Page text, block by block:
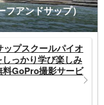
フアンドサップ）
ップスクールパイオ
っかり学び楽しみ
料GoPro撮影サービ